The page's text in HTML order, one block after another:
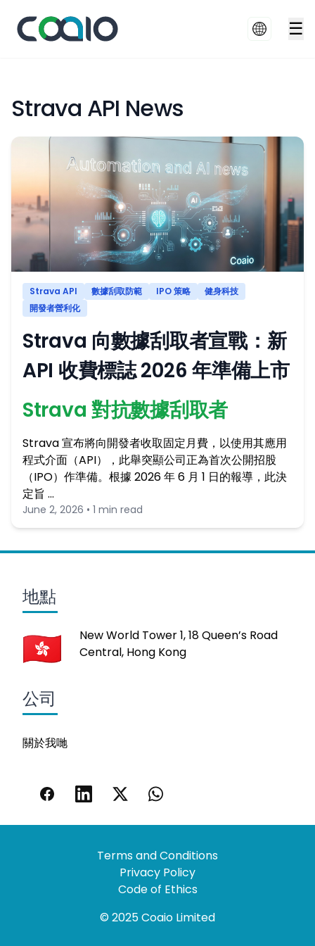
☰
Strava API News
Strava API 數據刮取防範 IPO 策略
健身科技
開發者營利化
Strava 向數據刮取者宣戰：新
API 收費標誌 2026 年準備上市
Strava 對抗數據刮取者
Strava 宣布將向開發者收取固定月費，以使用其應用
程式介面（API），此舉突顯公司正為首次公開招股
（IPO）作準備。根據 2026 年 6 月 1 日的報導，此決
定旨 …
June 2, 2026 • 1 min read
地點
New World Tower 1, 18 Queen’s Road
Central, Hong Kong
公司
關於我哋
Terms and Conditions
Privacy Policy
Code of Ethics
© 2025 Coaio Limited